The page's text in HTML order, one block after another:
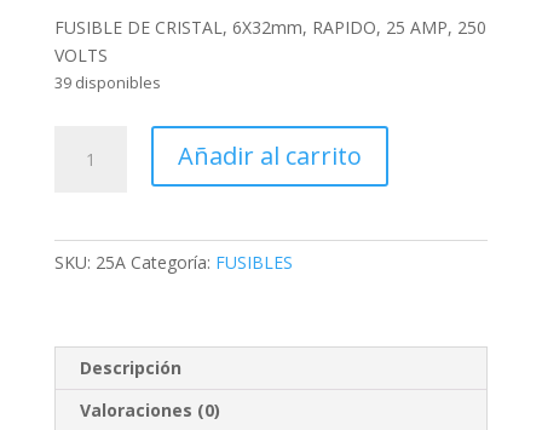
FUSIBLE DE CRISTAL, 6X32mm, RAPIDO, 25 AMP, 250
VOLTS
39 disponibles
VOLTS
cantidad
Añadir al carrito
SKU: 25A Categoría: FUSIBLES
Descripción
Valoraciones (0)